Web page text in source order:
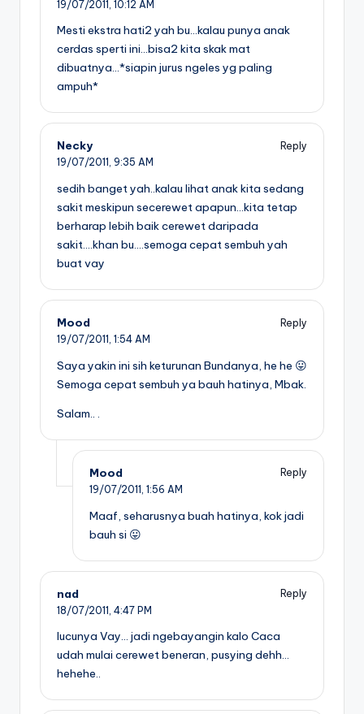
19/07/2011, 10:12 AM
Mesti ekstra hati2 yah bu…kalau punya anak
cerdas sperti ini…bisa2 kita skak mat
dibuatnya…*siapin jurus ngeles yg paling
ampuh*
Necky
Reply
19/07/2011, 9:35 AM
sedih banget yah..kalau lihat anak kita sedang
sakit meskipun secerewet apapun…kita tetap
berharap lebih baik cerewet daripada
sakit….khan bu….semoga cepat sembuh yah
buat vay
Mood
Reply
19/07/2011, 1:54 AM
Saya yakin ini sih keturunan Bundanya, he he 😛
Semoga cepat sembuh ya bauh hatinya, Mbak.
Salam.. .
Mood
Reply
19/07/2011, 1:56 AM
Maaf, seharusnya buah hatinya, kok jadi
bauh si 😛
nad
Reply
18/07/2011, 4:47 PM
lucunya Vay… jadi ngebayangin kalo Caca
udah mulai cerewet beneran, pusying dehh…
hehehe..